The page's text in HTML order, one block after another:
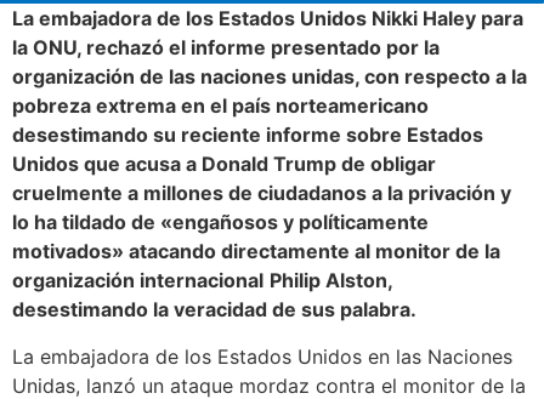
La embajadora de los Estados Unidos Nikki Haley para
la ONU, rechazó el informe presentado por la
organización de las naciones unidas, con respecto a la
pobreza extrema en el país norteamericano
desestimando su reciente informe sobre Estados
Unidos que acusa a Donald Trump de obligar
cruelmente a millones de ciudadanos a la privación y
lo ha tildado de «engañosos y políticamente
motivados» atacando directamente al monitor de la
organización internacional Philip Alston,
desestimando la veracidad de sus palabra.
La embajadora de los Estados Unidos en las Naciones
Unidas, lanzó un ataque mordaz contra el monitor de la